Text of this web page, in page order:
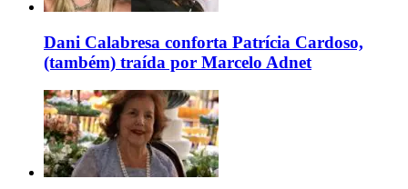
Dani Calabresa conforta Patrícia Cardoso,
(também) traída por Marcelo Adnet